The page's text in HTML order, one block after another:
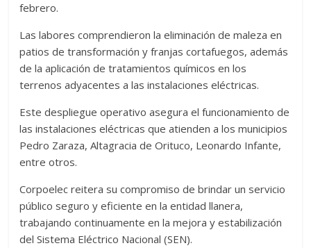
febrero.
Las labores comprendieron la eliminación de maleza en
patios de transformación y franjas cortafuegos, además
de la aplicación de tratamientos químicos en los
terrenos adyacentes a las instalaciones eléctricas.
Este despliegue operativo asegura el funcionamiento de
las instalaciones eléctricas que atienden a los municipios
Pedro Zaraza, Altagracia de Orituco, Leonardo Infante,
entre otros.
Corpoelec reitera su compromiso de brindar un servicio
público seguro y eficiente en la entidad llanera,
trabajando continuamente en la mejora y estabilización
del Sistema Eléctrico Nacional (SEN).